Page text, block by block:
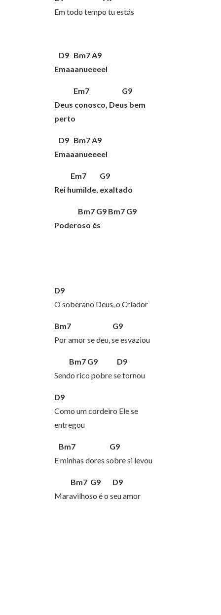
Em todo tempo tu estás
D9 Bm7 A9
Emaaanueeeel
Em7 G9
Deus conosco, Deus bem
perto
D9 Bm7 A9
Emaaanueeeel
Em7 G9
Rei humilde, exaltado
Bm7 G9 Bm7 G9
Poderoso és
D9
O soberano Deus, o Criador
Bm7 G9
Por amor se deu, se esvaziou
Bm7 G9 D9
Sendo rico pobre se tornou
D9
Como um cordeiro Ele se
entregou
Bm7 G9
E minhas dores sobre si levou
Bm7 G9 D9
Maravilhoso é o seu amor